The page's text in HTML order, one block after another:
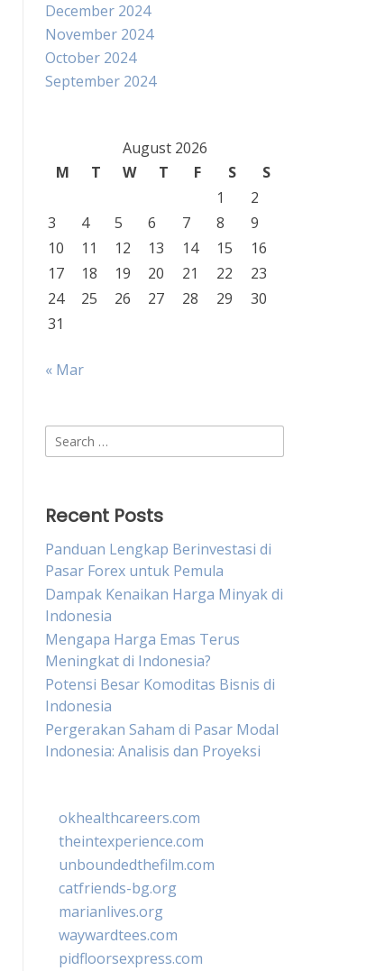
December 2024
November 2024
October 2024
September 2024
August 2026
M
T W T F S
S
1
2
3
4 5 6 7 8
9
10
11 12 13 14 15
16
17
18 19 20 21 22
23
24
25 26 27 28 29
30
31
« Mar
Search
for:
Recent Posts
Panduan Lengkap Berinvestasi di
Pasar Forex untuk Pemula
Dampak Kenaikan Harga Minyak di
Indonesia
Mengapa Harga Emas Terus
Meningkat di Indonesia?
Potensi Besar Komoditas Bisnis di
Indonesia
Pergerakan Saham di Pasar Modal
Indonesia: Analisis dan Proyeksi
okhealthcareers.com
theintexperience.com
unboundedthefilm.com
catfriends-bg.org
marianlives.org
waywardtees.com
pidfloorsexpress.com